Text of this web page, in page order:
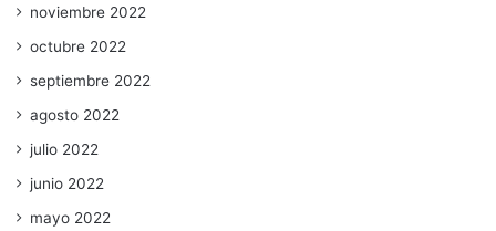
noviembre 2022
octubre 2022
septiembre 2022
agosto 2022
julio 2022
junio 2022
mayo 2022